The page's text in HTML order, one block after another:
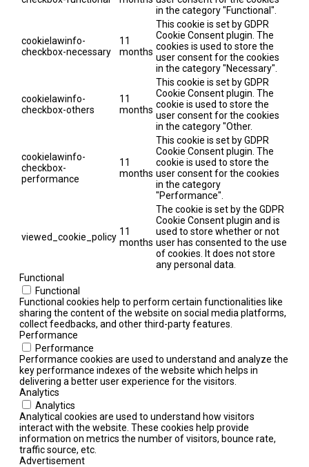
in the category "Functional".
cookielawinfo-
checkbox-necessary
11
months
This cookie is set by GDPR
Cookie Consent plugin. The
cookies is used to store the
user consent for the cookies
in the category "Necessary".
cookielawinfo-
checkbox-others
11
months
This cookie is set by GDPR
Cookie Consent plugin. The
cookie is used to store the
user consent for the cookies
in the category "Other.
cookielawinfo-
checkbox-
performance
11
months
This cookie is set by GDPR
Cookie Consent plugin. The
cookie is used to store the
user consent for the cookies
in the category
"Performance".
viewed_cookie_policy 11
months
The cookie is set by the GDPR
Cookie Consent plugin and is
used to store whether or not
user has consented to the use
of cookies. It does not store
any personal data.
Functional
Functional
Functional cookies help to perform certain functionalities like
sharing the content of the website on social media platforms,
collect feedbacks, and other third-party features.
Performance
Performance
Performance cookies are used to understand and analyze the
key performance indexes of the website which helps in
delivering a better user experience for the visitors.
Analytics
Analytics
Analytical cookies are used to understand how visitors
interact with the website. These cookies help provide
information on metrics the number of visitors, bounce rate,
traffic source, etc.
Advertisement